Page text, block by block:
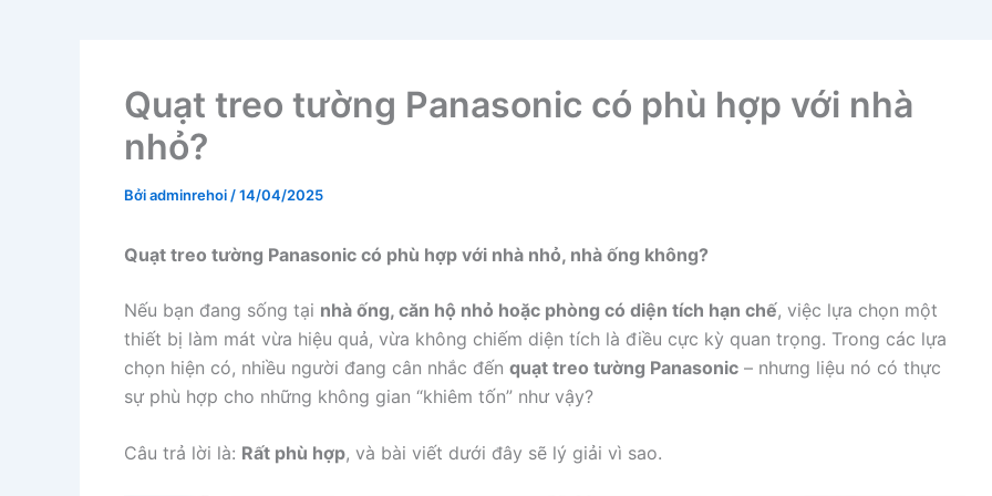
Quạt treo tường Panasonic có phù hợp với nhà
nhỏ?
Bởiadminrehoi /14/04/2025
Quạt treo tường Panasonic có phù hợp với nhà nhỏ, nhà ống không?
Nếu bạn đang sống tại nhà ống, căn hộ nhỏ hoặc phòng có diện tích hạn chế, việc lựa chọn một
thiết bị làm mát vừa hiệu quả, vừa không chiếm diện tích là điều cực kỳ quan trọng. Trong các lựa
chọn hiện có, nhiều người đang cân nhắc đến quạt treo tường Panasonic – nhưng liệu nó có thực
sự phù hợp cho những không gian “khiêm tốn” như vậy?
Câu trả lời là: Rất phù hợp, và bài viết dưới đây sẽ lý giải vì sao.